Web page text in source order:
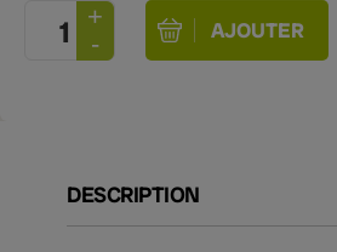
DESCRIPTION